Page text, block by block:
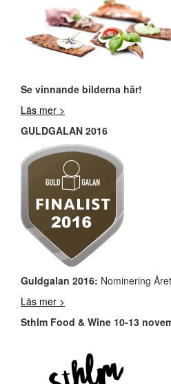
Se vinnande bilderna här!
Läs mer >
GULDGALAN 2016
Guldgalan 2016: Nominering
Läs mer >
Sthlm Food & Wine 10-13